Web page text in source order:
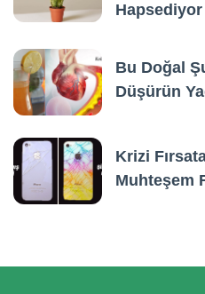
Hapsediyor
Bu Doğal
Düşürün
Krizi
Muhteşem